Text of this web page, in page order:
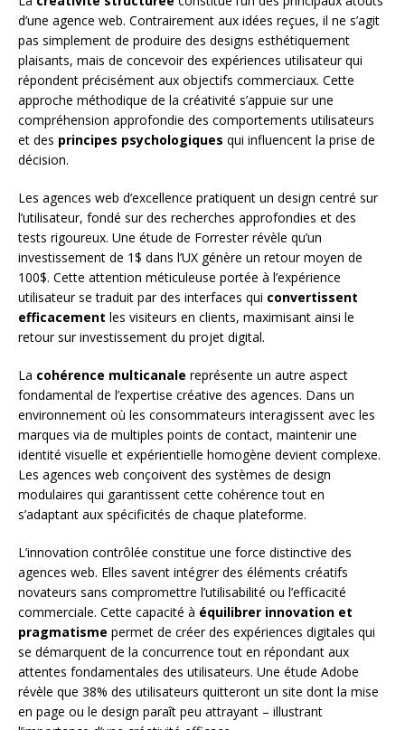
d’une agence web. Contrairement aux idées reçues, il ne s’agit
pas simplement de produire des designs esthétiquement
plaisants, mais de concevoir des expériences utilisateur qui
répondent précisément aux objectifs commerciaux. Cette
approche méthodique de la créativité s’appuie sur une
compréhension approfondie des comportements utilisateurs
et des principes psychologiques qui influencent la prise de
décision.
Les agences web d’excellence pratiquent un design centré sur
l’utilisateur, fondé sur des recherches approfondies et des
tests rigoureux. Une étude de Forrester révèle qu’un
investissement de 1$ dans l’UX génère un retour moyen de
100$. Cette attention méticuleuse portée à l’expérience
utilisateur se traduit par des interfaces qui convertissent
efficacement les visiteurs en clients, maximisant ainsi le
retour sur investissement du projet digital.
La cohérence multicanale représente un autre aspect
fondamental de l’expertise créative des agences. Dans un
environnement où les consommateurs interagissent avec les
marques via de multiples points de contact, maintenir une
identité visuelle et expérientielle homogène devient complexe.
Les agences web conçoivent des systèmes de design
modulaires qui garantissent cette cohérence tout en
s’adaptant aux spécificités de chaque plateforme.
L’innovation contrôlée constitue une force distinctive des
agences web. Elles savent intégrer des éléments créatifs
novateurs sans compromettre l’utilisabilité ou l’efficacité
commerciale. Cette capacité à équilibrer innovation et
pragmatisme permet de créer des expériences digitales qui
se démarquent de la concurrence tout en répondant aux
attentes fondamentales des utilisateurs. Une étude Adobe
révèle que 38% des utilisateurs quitteront un site dont la mise
en page ou le design paraît peu attrayant – illustrant